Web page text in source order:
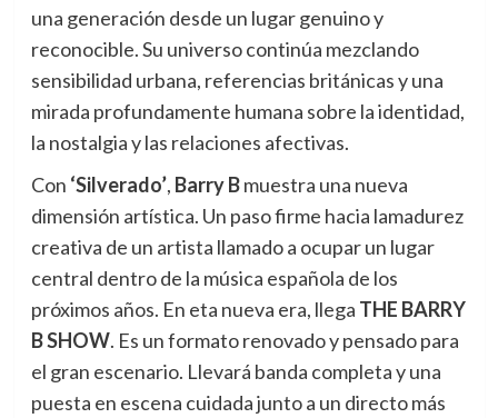
una generación desde un lugar genuino y
reconocible. Su universo continúa mezclando
sensibilidad urbana, referencias británicas y una
mirada profundamente humana sobre la identidad,
la nostalgia y las relaciones afectivas.
Con ‘Silverado’, Barry Bmuestra una nueva
dimensión artística. Un paso firme hacia lamadurez
creativa de un artista llamado a ocupar un lugar
central dentro de la música española de los
próximos años. En eta nueva era, llega THE BARRY
B SHOW. Es un formato renovado y pensado para
el gran escenario. Llevará banda completa y una
puesta en escena cuidada junto a un directo más